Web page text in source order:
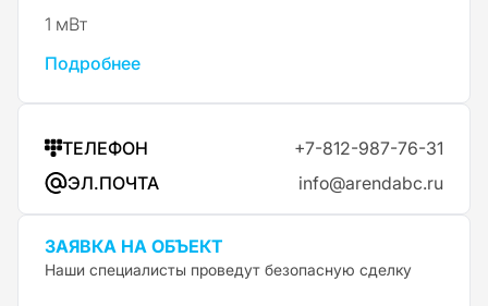
1 мВт
Подробнее
ТЕЛЕФОН
+7-812-987-76-31
ЭЛ.ПОЧТА
info@arendabc.ru
ЗАЯВКА НА ОБЪЕКТ
Наши специалисты проведут безопасную сделку